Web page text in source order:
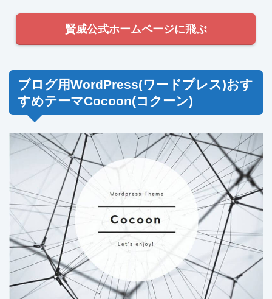
賢威公式ホームページに飛ぶ
ブログ用WordPress(ワードプレス)おす
すめテーマCocoon(コクーン)